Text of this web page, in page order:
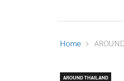
Home
AROUND THAILAND